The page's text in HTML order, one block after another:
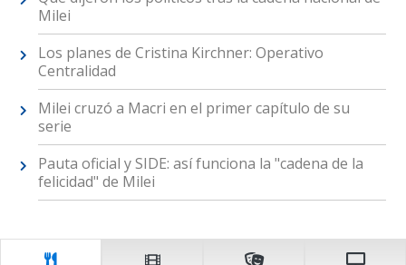
Milei
Los planes de Cristina Kirchner: Operativo
Centralidad
Milei cruzó a Macri en el primer capítulo de su
serie
Pauta oficial y SIDE: así funciona la "cadena de la
felicidad" de Milei